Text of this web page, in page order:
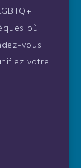
où
vous
votre